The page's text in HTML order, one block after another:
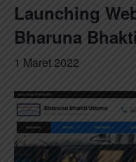
Launching
Bharuna
1 Maret 2022